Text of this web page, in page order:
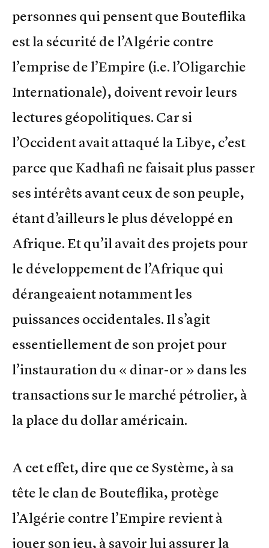
personnes qui pensent que Bouteflika
est la sécurité de l’Algérie contre
l’emprise de l’Empire (i.e. l’Oligarchie
Internationale), doivent revoir leurs
lectures géopolitiques. Car si
l’Occident avait attaqué la Libye, c’est
parce que Kadhafi ne faisait plus passer
ses intérêts avant ceux de son peuple,
étant d’ailleurs le plus développé en
Afrique. Et qu’il avait des projets pour
le développement de l’Afrique qui
dérangeaient notamment les
puissances occidentales. Il s’agit
essentiellement de son projet pour
l’instauration du « dinar-or » dans les
transactions sur le marché pétrolier, à
la place du dollar américain.
A cet effet, dire que ce Système, à sa
tête le clan de Bouteflika, protège
l’Algérie contre l’Empire revient à
jouer son jeu, à savoir lui assurer la